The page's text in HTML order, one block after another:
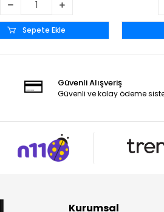
Sepete Ekle
Güvenli Alışveriş
Güvenli ve kolay ödeme
Kurumsal